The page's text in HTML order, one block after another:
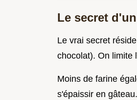
Le secret
Le vrai secret
chocolat). On limite
Moins de farine
s'épaissir en gâteau.